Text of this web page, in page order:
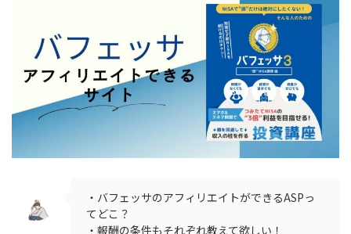
・バフェッサのアフィリエイトができるASPっ
てどこ？
・報酬の条件もそれぞれ教えて欲しい！